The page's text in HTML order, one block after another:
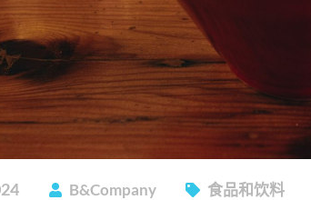
B&Company 食品和饮料